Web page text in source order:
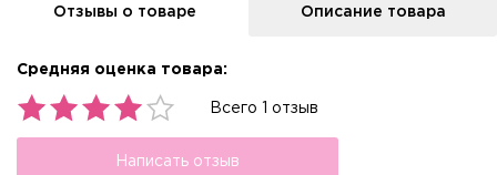
Отзывы о товаре Описание товара
Средняя оценка товара:
Всего 1 отзыв
Написать отзыв